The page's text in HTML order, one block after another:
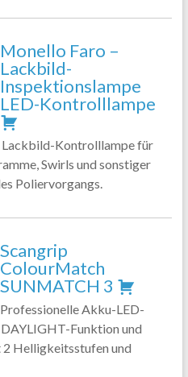
Monello Faro –
Lackbild-
Inspektionslampe
LED-Kontrolllampe
Kontrolllampe für
Swirls und sonstiger
Poliervorgangs.
Scangrip
ColourMatch
SUNMATCH 3
Professionelle Akku-LED-
Funktion und
Helligkeitsstufen und